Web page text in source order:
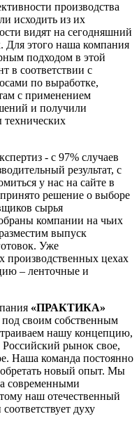
производства
исходить из их
видят на сегодняшний
Для этого наша компания
подходом в этой
в соответствии с
по выработке,
с применением
и получили
- с 97% случаев
результат, с
у нас на сайте в
решение о выборе
сырья
компании на чьих
выпуск
Уже
производственных цехах
– ленточные и
«ПРАКТИКА»
под своим собственным
нашу концепцию,
рынок свое,
Наша команда постоянно
новый опыт. Мы
современными
наш отечественный
духу